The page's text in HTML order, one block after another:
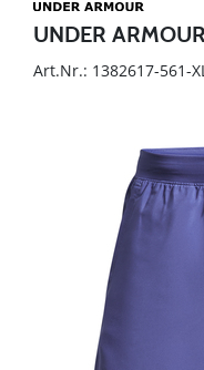
UNDER
Art.Nr.: 1382617-561-XL